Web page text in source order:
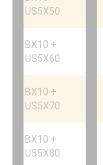
US5X50
BX10 +
US5X60
BX10 +
US5X70
BX10 +
US5X80